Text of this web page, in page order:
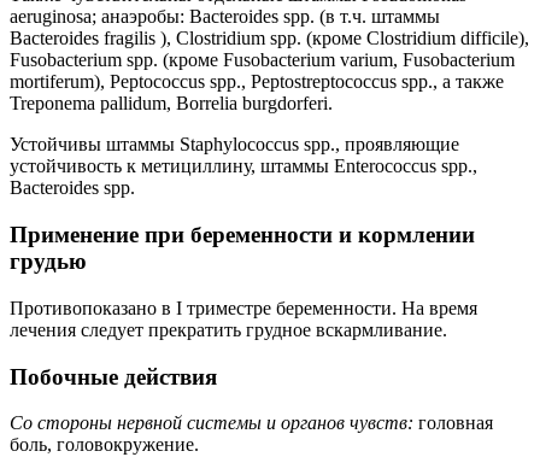
aeruginosa; анаэробы: Bacteroides spp. (в т.ч. штаммы
Bacteroides fragilis ), Clostridium spp. (кроме Clostridium difficile),
Fusobacterium spp. (кроме Fusobacterium varium, Fusobacterium
mortiferum), Peptococcus spp., Peptostreptococcus spp., а также
Treponema pallidum, Borrelia burgdorferi.
Устойчивы штаммы Staphylococcus spp., проявляющие
устойчивость к метициллину, штаммы Enterococcus spp.,
Bacteroides spp.
Применение при беременности и кормлении
грудью
Противопоказано в I триместре беременности. На время
лечения следует прекратить грудное вскармливание.
Побочные действия
Со стороны нервной системы и органов чувств: головная
боль, головокружение.